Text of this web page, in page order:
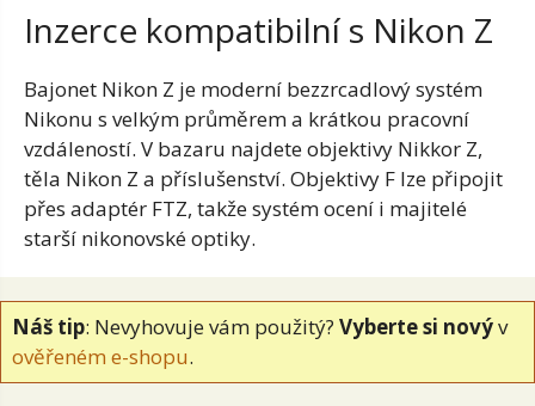
Inzerce kompatibilní s Nikon Z
Bajonet Nikon Z je moderní bezzrcadlový systém
Nikonu s velkým průměrem a krátkou pracovní
vzdáleností. V bazaru najdete objektivy Nikkor Z,
těla Nikon Z a příslušenství. Objektivy F lze připojit
přes adaptér FTZ, takže systém ocení i majitelé
starší nikonovské optiky.
Náš tip: Nevyhovuje vám použitý? Vyberte si novýv
ověřeném e-shopu.